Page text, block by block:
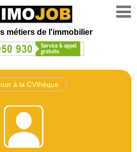
métiers de l'immobilier
à la CVthèque